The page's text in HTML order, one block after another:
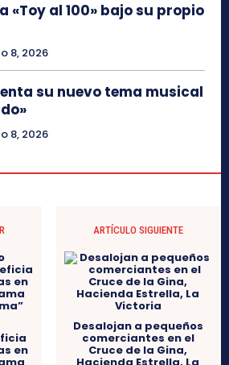
«Toy al 100» bajo su propio
8, 2026
su nuevo tema musical
8, 2026
en
ARTÍCULO SIGUIENTE
Desalojan a pequeños
comerciantes en el
Cruce de la Gina,